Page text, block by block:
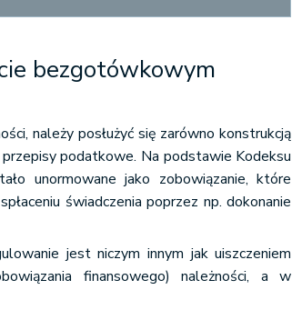
bezgotówkowym
należy posłużyć się zarówno konstrukcją
podatkowe. Na podstawie Kodeksu
unormowane jako zobowiązanie, które
świadczenia poprzez np. dokonanie
jest niczym innym jak uiszczeniem
finansowego) należności, a w